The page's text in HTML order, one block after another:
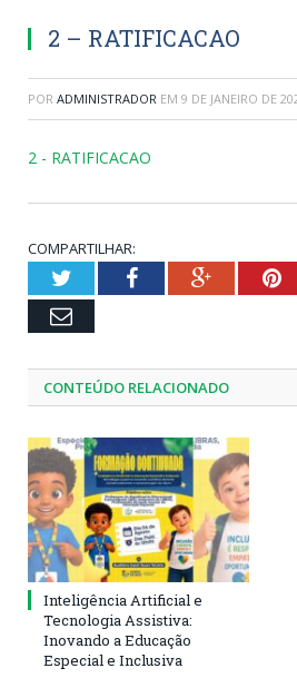
2 – RATIFICACAO
POR ADMINISTRADOR EM 9 DE JANEIRO DE
2 - RATIFICACAO
COMPARTILHAR:
TwitterFacebookGoogle+
Email
CONTEÚDO RELACIONADO
Inteligência Artificial e
Tecnologia Assistiva:
Inovando a Educação
Especial e Inclusiva